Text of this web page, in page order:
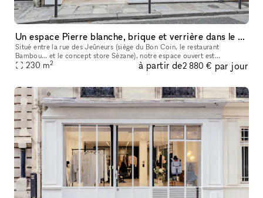
Un espace Pierre blanche, brique et verrière dans le Grand Marais
Situé entre la rue des Jeûneurs (siège du Bon Coin, le restaurant
Bambou… et le concept store Sézane), notre espace ouvert est
particulièrement lumineux grâce à sa verrière de quatre versants en poin
230 m2 à partir de2 880 € par jour